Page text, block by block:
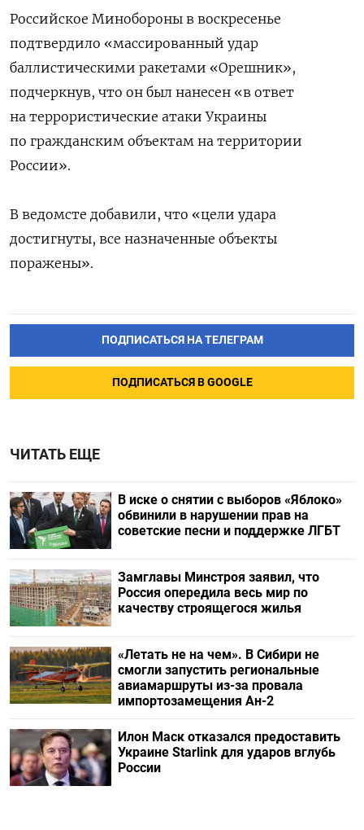
Российское Минобороны в воскресенье
подтвердило «массированный удар
баллистическими ракетами «Орешник»,
подчеркнув, что он был нанесен «в ответ
на террористические атаки Украины
по гражданским объектам на территории
России».
В ведомсте добавили, что «цели удара
достигнуты, все назначенные объекты
поражены».
ПОДПИСАТЬСЯ НА ТЕЛЕГРАМ
ПОДПИСАТЬСЯ В GOOGLE
ЧИТАТЬ ЕЩЕ
В иске о снятии с выборов «Яблоко»
обвинили в нарушении прав на
советские песни и поддержке ЛГБТ
Замглавы Минстроя заявил, что
Россия опередила весь мир по
качеству строящегося жилья
«Летать не на чем». В Сибири не
смогли запустить региональные
авиамаршруты из-за провала
импортозамещения Ан-2
Илон Маск отказался предоставить
Украине Starlink для ударов вглубь
России